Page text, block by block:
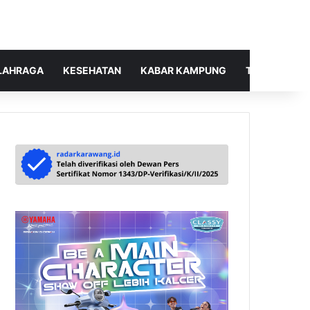
KESEHATAN KABAR KAMPUNG TELUSUR